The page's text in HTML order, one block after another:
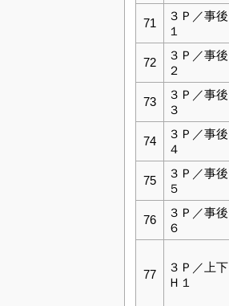
71
３Ｐ／事後
１
72
３Ｐ／事後
２
73
３Ｐ／事後
３
74
３Ｐ／事後
４
75
３Ｐ／事後
５
76
３Ｐ／事後
６
77
３Ｐ／上下
Ｈ１